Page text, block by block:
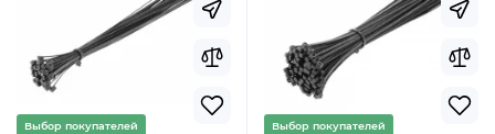
Выбор покупателей Выбор покупателей